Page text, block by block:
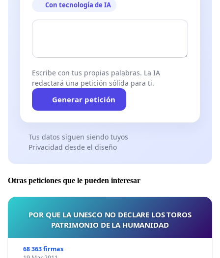
Con tecnología de IA
Escribe con tus propias palabras. La IA
redactará una petición sólida para ti.
Generar petición
Tus datos siguen siendo tuyos
Privacidad desde el diseño
Otras peticiones que le pueden interesar
POR QUE LA UNESCO NO DECLARE LOS TOROS
PATRIMONIO DE LA HUMANIDAD
68 363 firmas